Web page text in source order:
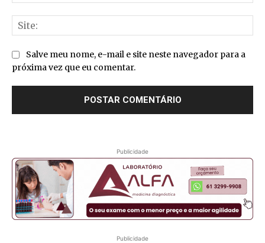
Salve meu nome, e-mail e site neste navegador para a
próxima vez que eu comentar.
Publicidade
Publicidade